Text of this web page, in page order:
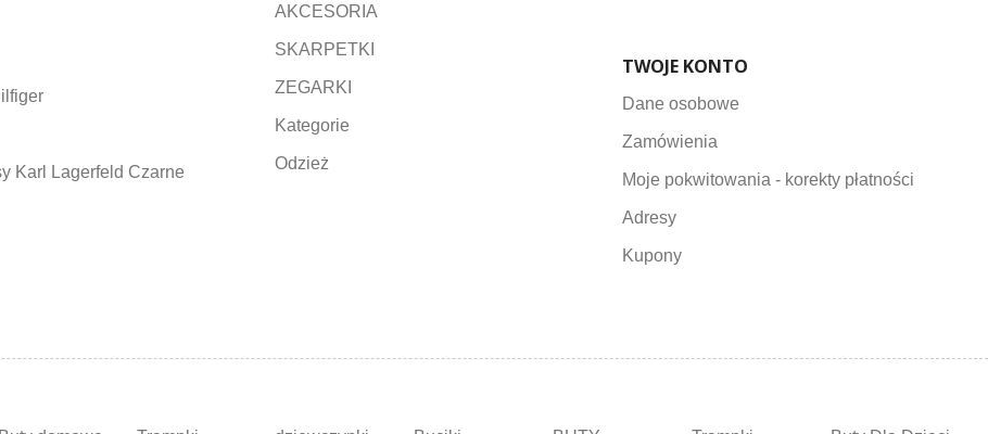
Karl Lagerfeld Czarne
AKCESORIA
SKARPETKI
ZEGARKI
Kategorie
Odzież
TWOJE KONTO
Dane osobowe
Zamówienia
Moje pokwitowania - korekty płatności
Adresy
Kupony